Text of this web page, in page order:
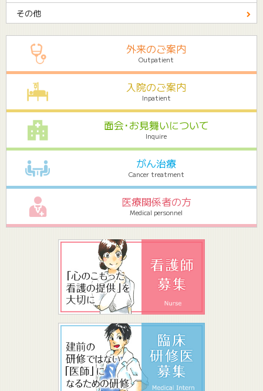
その他
外来のご案内
Outpatient
入院のご案内
Inpatient
面会･お見舞いについて
Inquire
がん治療
Cancer treatment
医療関係者の方
Medical personnel